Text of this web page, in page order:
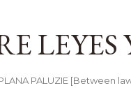
PALUZIE [Between